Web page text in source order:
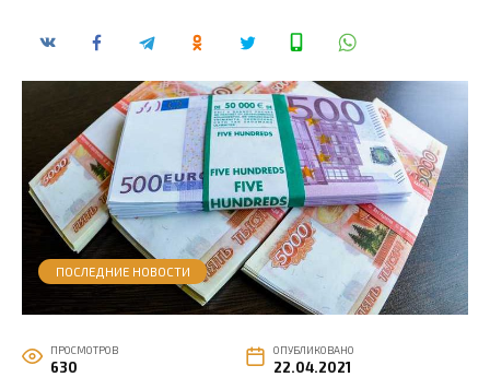
ПОСЛЕДНИЕ НОВОСТИ
ПРОСМОТРОВ
630
ОПУБЛИКОВАНО
22.04.2021